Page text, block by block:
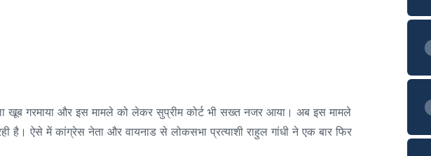
खूब गरमाया और इस मामले को लेकर सुप्रीम कोर्ट भी सख्त नजर आया। अब इस मामले
है। ऐसे में कांग्रेस नेता और वायनाड से लोकसभा प्रत्याशी राहुल गांधी ने एक बार फिर